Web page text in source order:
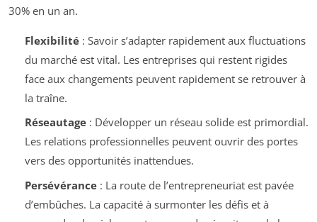
30% en un an.
Flexibilité: Savoir s’adapter rapidement aux fluctuations
du marché est vital. Les entreprises qui restent rigides
face aux changements peuvent rapidement se retrouver à
la traîne.
Réseautage: Développer un réseau solide est primordial.
Les relations professionnelles peuvent ouvrir des portes
vers des opportunités inattendues.
Persévérance: La route de l’entrepreneuriat est pavée
d’embûches. La capacité à surmonter les défis et à